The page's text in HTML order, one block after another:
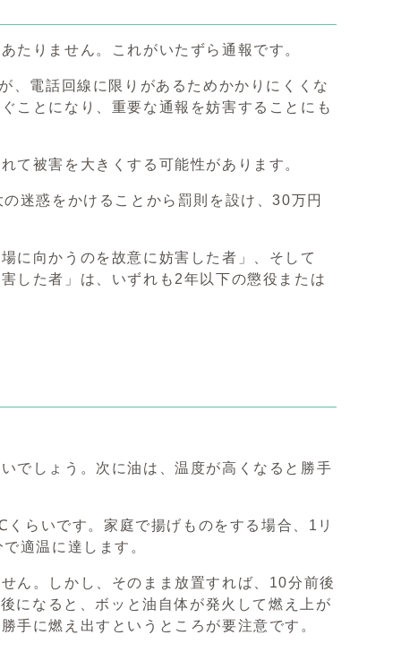
たりません。これがいたずら通報です。
、電話回線に限りがあるためかかりにくくな
ことになり、重要な通報を妨害することにも
て被害を大きくする可能性があります。
迷惑をかけることから罰則を設け、30万円
に向かうのを故意に妨害した者」、そして
した者」は、いずれも2年以下の懲役または
でしょう。次に油は、温度が高くなると勝手
らいです。家庭で揚げものをする場合、1リ
適温に達します。
ん。しかし、そのまま放置すれば、10分前後
になると、ボッと油自体が発火して燃え上が
手に燃え出すというところが要注意です。